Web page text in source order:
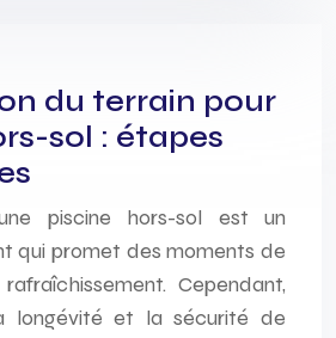
du terrain pour
sol : étapes
piscine hors-sol est un
qui promet des moments de
Cependant,
longévité et la sécurité de